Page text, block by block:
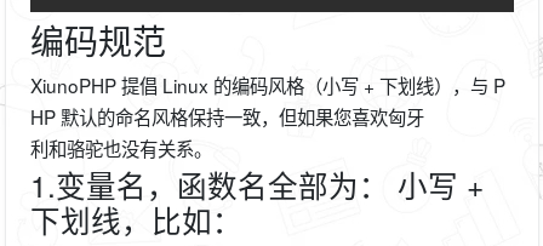
编码规范
XiunoPHP 提倡 Linux 的编码风格（小写 + 下划线），与 P
HP 默认的命名风格保持一致，但如果您喜欢匈牙
利和骆驼也没有关系。
1.变量名，函数名全部为： 小写 +
下划线，比如：